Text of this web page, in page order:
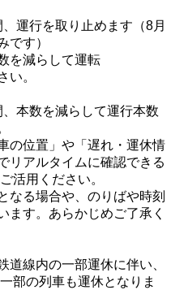
運行を取り止めます（8月
です）
を減らして運転
い。
、本数を減らして運行本数
の位置」や「遅れ・運休情
リアルタイムに確認できる
活用ください。
なる場合や、のりばや時刻
ます。あらかじめご了承く
道線内の一部運休に伴い、
部の列車も運休となりま